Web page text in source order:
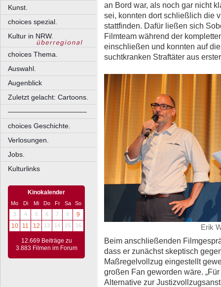
Kunst.
choices spezial.
Kultur in NRW.
choices Thema.
Auswahl.
Augenblick
Zuletzt gelacht: Cartoons.
––––––––––––––––––––
choices Geschichte.
Verlosungen.
Jobs.
Kulturlinks
Kinokalender
Mo Di Mi Do Fr Sa
So
3
4 5 6 7 8
9
10
11 12 13 14 15 16
12.669 Beiträge zu
3.883 Filmen im Forum
an Bord war, als noch gar nicht
sei, konnten dort schließlich die
stattfinden. Dafür ließen sich
Filmteam während der
einschließen und konnten auf
suchtkranken Straftäter aus
Erik
Beim anschließenden
dass er zunächst skeptisch
Maßregelvollzug eingestellt
großen Fan geworden wäre.
Alternative zur